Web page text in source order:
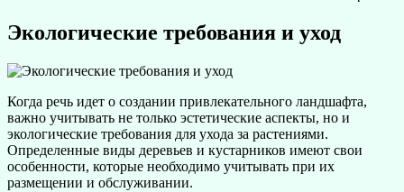
Экологические требования и уход
Когда речь идет о создании привлекательного ландшафта,
важно учитывать не только эстетические аспекты, но и
экологические требования для ухода за растениями.
Определенные виды деревьев и кустарников имеют свои
особенности, которые необходимо учитывать при их
размещении и обслуживании.